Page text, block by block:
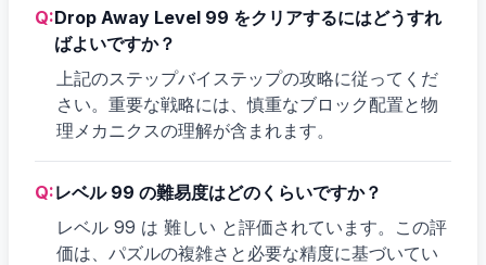
Q:Drop Away Level 99 をクリアするにはどうすれ
ばよいですか？
上記のステップバイステップの攻略に従ってくだ
さい。重要な戦略には、慎重なブロック配置と物
理メカニクスの理解が含まれます。
Q:レベル 99 の難易度はどのくらいですか？
レベル 99 は 難しい と評価されています。この評
価は、パズルの複雑さと必要な精度に基づいてい